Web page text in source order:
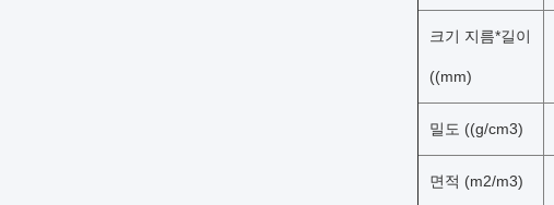
크기 지름*길이
((mm)
밀도 ((g/cm3)
면적 (m2/m3)